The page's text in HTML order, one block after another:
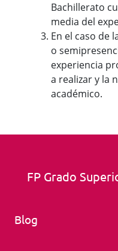
Bachillerato
media del
En el caso de
o
experiencia
a realizar y la
académico.
FP Grado
Blog